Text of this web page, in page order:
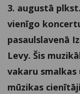
3. augustā
vienīgo
pasaulslavenā
Levy. Šis
vakaru
mūzikas